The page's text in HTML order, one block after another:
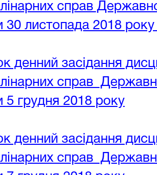
справ
30 листопада 2018
денний засідання
справ
5 грудня 2018 року
денний засідання
справ